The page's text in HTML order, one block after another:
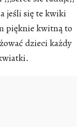
jeśli się te kwiki
pięknie kwitną to
dzieci każdy